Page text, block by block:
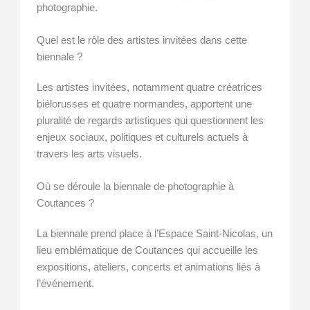
photographie.
Quel est le rôle des artistes invitées dans cette
biennale ?
Les artistes invitées, notamment quatre créatrices
biélorusses et quatre normandes, apportent une
pluralité de regards artistiques qui questionnent les
enjeux sociaux, politiques et culturels actuels à
travers les arts visuels.
Où se déroule la biennale de photographie à
Coutances ?
La biennale prend place à l’Espace Saint-Nicolas, un
lieu emblématique de Coutances qui accueille les
expositions, ateliers, concerts et animations liés à
l’événement.